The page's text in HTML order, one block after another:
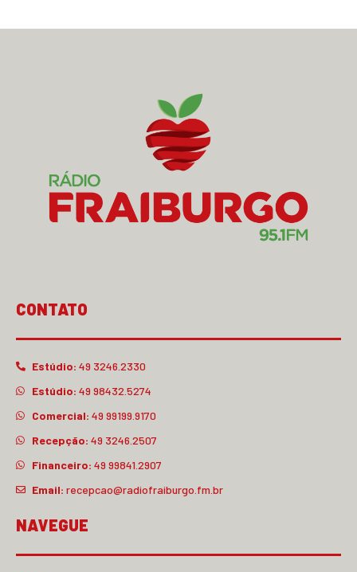
CONTATO
Estúdio: 49 3246.2330
Estúdio: 49 98432.5274
Comercial: 49 99199.9170
Recepção: 49 3246.2507
Financeiro: 49 99841.2907
Email: recepcao@radiofraiburgo.fm.br
NAVEGUE